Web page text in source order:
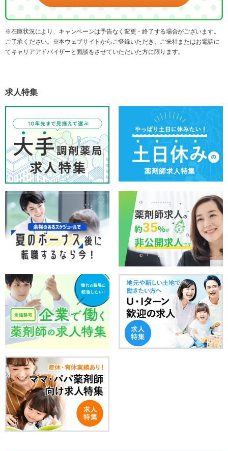
※在庫状況により、キャンペーンは予告なく変更・終了する場合がございます。
ご了承ください。※本ウェブサイトからご登録いただき、ご来社またはお電話に
てキャリアアドバイザーと面談をさせていただいた方に限ります。
求人特集